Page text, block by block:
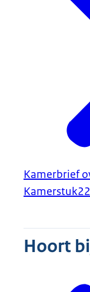
Kamerbrief
Kamerstuk
Hoort